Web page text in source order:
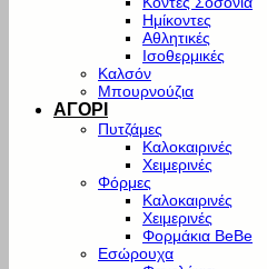
Ημίκοντες
Αθλητικές
Ισοθερμικές
Καλσόν
Μπουρνούζια
ΑΓΟΡΙ
Πυτζάμες
Καλοκαιρινές
Χειμερινές
Φόρμες
Καλοκαιρινές
Χειμερινές
Φορμάκια BeBe
Εσώρουχα